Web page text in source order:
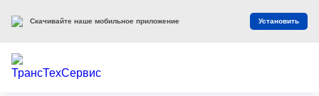
Скачивайте наше мобильное приложение Установить